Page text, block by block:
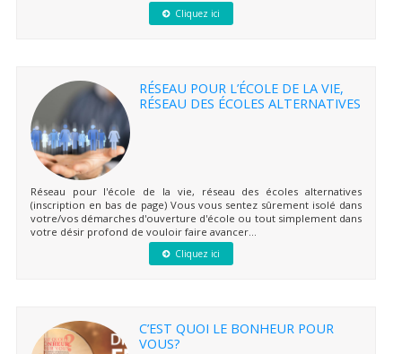
Cliquez ici
RÉSEAU POUR L’ÉCOLE DE LA VIE,
RÉSEAU DES ÉCOLES ALTERNATIVES
Réseau pour l'école de la vie, réseau des écoles alternatives
(inscription en bas de page) Vous vous sentez sûrement isolé dans
votre/vos démarches d'ouverture d'école ou tout simplement dans
votre désir profond de vouloir faire avancer...
Cliquez ici
C’EST QUOI LE BONHEUR POUR
VOUS?